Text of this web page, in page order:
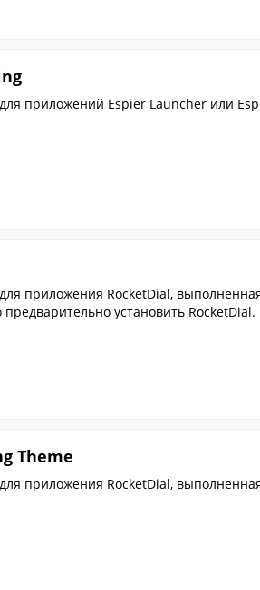
приложений Espier Launcher или
приложения RocketDial,
установить RocketDial.
Theme
приложения RocketDial,